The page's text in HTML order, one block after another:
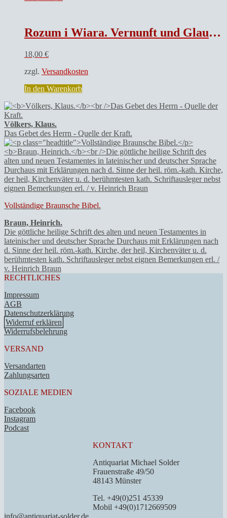
Rozum i Wiara. Vernunft und Glaube. Z naukowej wspolpracy wydialow teologicznych uniwersytetow Bambergu, Monastyru, Olomunca, Opola, Salzburga i Trnawy – Aus der wissenschaftlichen Zusammenarbeit der theologischen Fachbereihe der Uniwersitäten Bambrg, Münster, Olomouc, Oppeln, Salzburg und Trnava.
18,00 €
zzgl. Versandkosten
In den Warenkorb
Völkers, Klaus.
Das Gebet des Herrn - Quelle der Kraft.
Vollständige Braunsche Bibel.
Braun, Heinrich.
Die göttliche heilige Schrift des alten und neuen Testamentes in
lateinischer und deutscher Sprache Durchaus mit Erklärungen nach
d. Sinne der heil. röm.-kath. Kirche, der heil, Kirchenväter u. d.
berühmtesten kath. Schriftausleger nebst eignen Bemerkungen erl. /
v. Heinrich Braun
RECHTLICHES
Impressum
AGB
Datenschutzerklärung
Widerruf erklären
Widerrufsbelehrung
VERSAND
Versandarten
Zahlungsarten
SOZIALE MEDIEN
Facebook
Instagram
Podcast
KONTAKT
Antiquariat Michael Solder
Frauenstraße 49/50
48143 Münster
Tel. +49(0)251 45339
Mobil +49(0)1712669509
info@antiquariat-solder.de